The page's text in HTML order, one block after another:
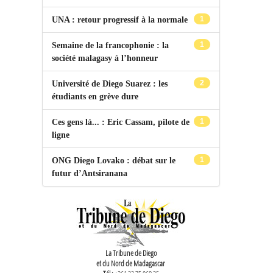
1
UNA : retour progressif à la normale
1
Semaine de la francophonie : la
société malagasy à l’honneur
2
Université de Diego Suarez : les
étudiants en grève dure
1
Ces gens là... : Eric Cassam, pilote de
ligne
1
ONG Diego Lovako : débat sur le
futur d’Antsiranana
La Tribune de Diego
et du Nord de Madagascar